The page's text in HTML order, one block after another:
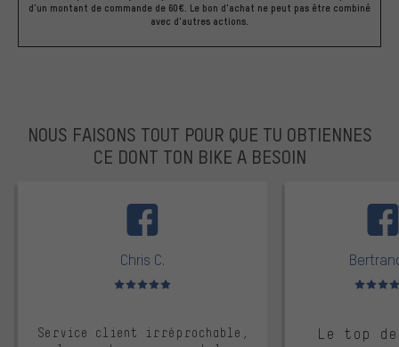
d'un montant de commande de 60€. Le bon d'achat ne peut pas être combiné
avec d'autres actions.
NOUS FAISONS TOUT POUR QUE TU OBTIENNES
CE DONT TON BIKE A BESOIN
Chris C.
Note moyenne : 5 sur 5
Service client irréprochable,
Note
Le top